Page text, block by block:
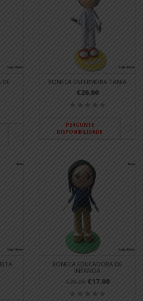
DE BONECA ENFERMEIRA TANIA
€20.00
PERGUNTE
DISPONIBILIDADE
BONECA EDUCADORA DE
INFANCIA
€20.00 €17.00